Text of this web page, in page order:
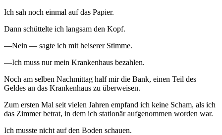
Ich sah noch einmal auf das Papier.
Dann schüttelte ich langsam den Kopf.
—Nein — sagte ich mit heiserer Stimme.
—Ich muss nur mein Krankenhaus bezahlen.
Noch am selben Nachmittag half mir die Bank, einen Teil des
Geldes an das Krankenhaus zu überweisen.
Zum ersten Mal seit vielen Jahren empfand ich keine Scham, als ich
das Zimmer betrat, in dem ich stationär aufgenommen worden war.
Ich musste nicht auf den Boden schauen.